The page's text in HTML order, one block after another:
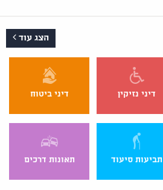
הצג עוד
דיני נזיקין דיני ביטוח
תביעות סיעוד תאונות דרכים